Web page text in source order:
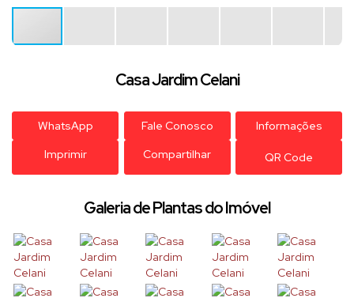
Casa Jardim Celani
WhatsApp Fale Conosco
Informações
Imprimir
Compartilhar QR Code
Galeria de Plantas do Imóvel